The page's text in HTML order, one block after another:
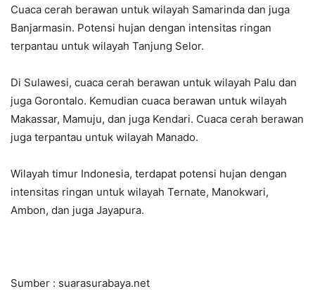
Cuaca cerah berawan untuk wilayah Samarinda dan juga
Banjarmasin. Potensi hujan dengan intensitas ringan
terpantau untuk wilayah Tanjung Selor.
Di Sulawesi, cuaca cerah berawan untuk wilayah Palu dan
juga Gorontalo. Kemudian cuaca berawan untuk wilayah
Makassar, Mamuju, dan juga Kendari. Cuaca cerah berawan
juga terpantau untuk wilayah Manado.
Wilayah timur Indonesia, terdapat potensi hujan dengan
intensitas ringan untuk wilayah Ternate, Manokwari,
Ambon, dan juga Jayapura.
Sumber : suarasurabaya.net